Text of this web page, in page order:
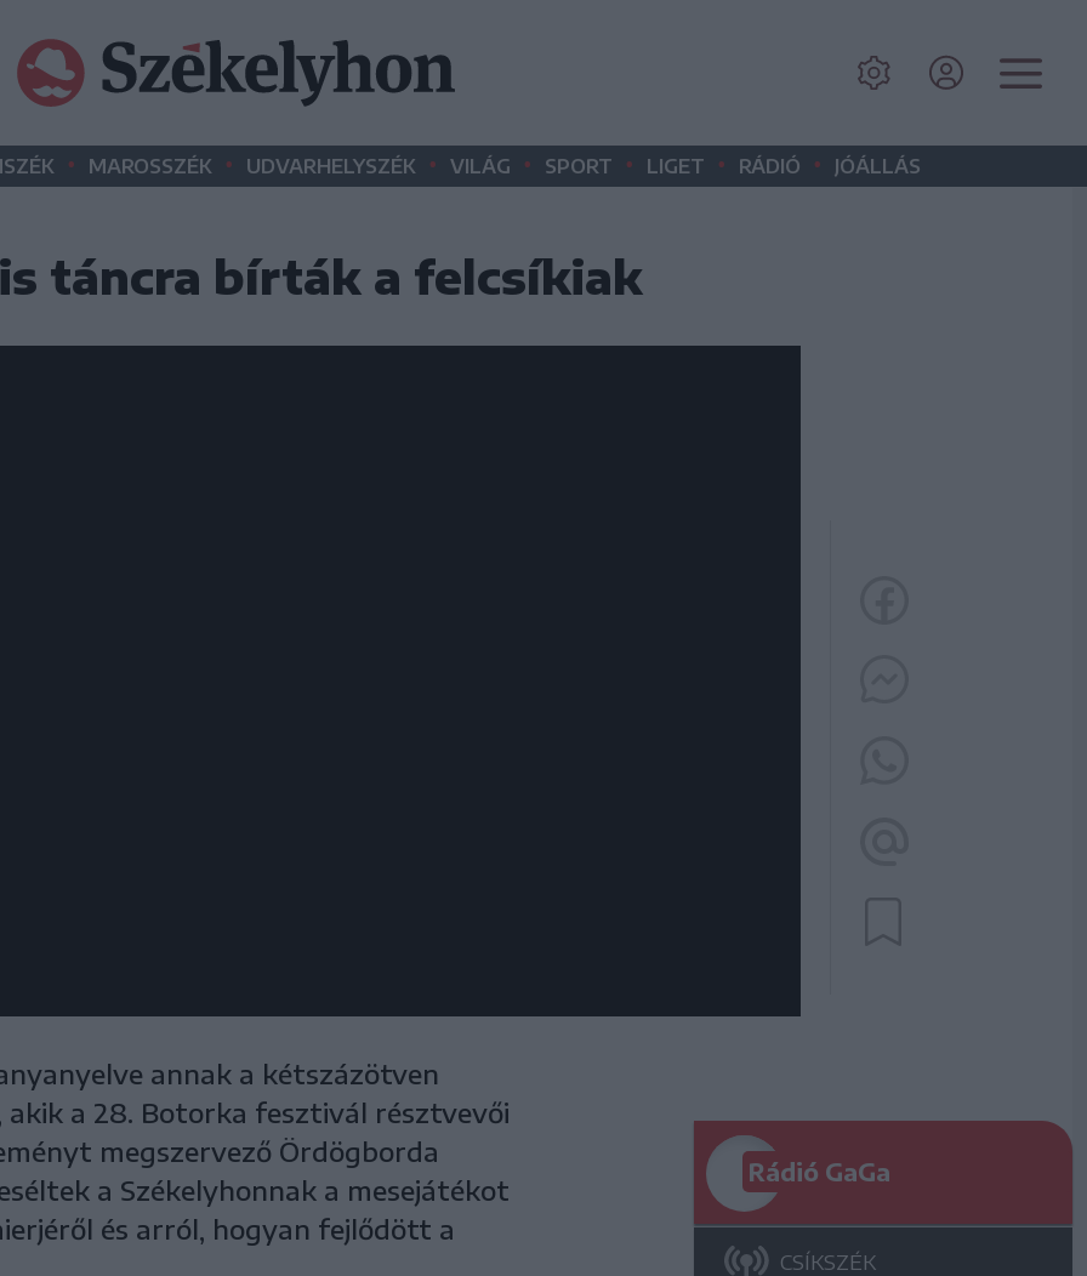
• MAROSSZÉK • UDVARHELYSZÉK • VILÁG • SPORT • LIGET • RÁDIÓ • JÓÁLLÁS
táncra bírták a felcsíkiak
annak a kétszázötven
a 28. Botorka fesztivál résztvevői
megszervező Ördögborda
a Székelyhonnak a mesejátékot
és arról, hogyan fejlődött a
Rádió GaGa
CSÍKSZÉK